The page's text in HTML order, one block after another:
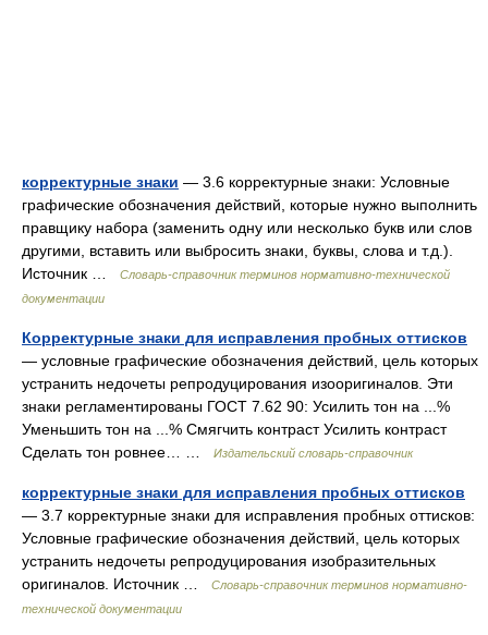
корректурные знаки — 3.6 корректурные знаки: Условные
графические обозначения действий, которые нужно выполнить
правщику набора (заменить одну или несколько букв или слов
другими, вставить или выбросить знаки, буквы, слова и т.д.).
Источник …
Словарь-справочник терминов нормативно-технической
документации
Корректурные знаки для исправления пробных оттисков
— условные графические обозначения действий, цель которых
устранить недочеты репродуцирования изооригиналов. Эти
знаки регламентированы ГОСТ 7.62 90: Усилить тон на ...%
Уменьшить тон на ...% Смягчить контраст Усилить контраст
Сделать тон ровнее… …
Издательский словарь-справочник
корректурные знаки для исправления пробных оттисков
— 3.7 корректурные знаки для исправления пробных оттисков:
Условные графические обозначения действий, цель которых
устранить недочеты репродуцирования изобразительных
оригиналов. Источник …
Словарь-справочник терминов нормативно-
технической документации